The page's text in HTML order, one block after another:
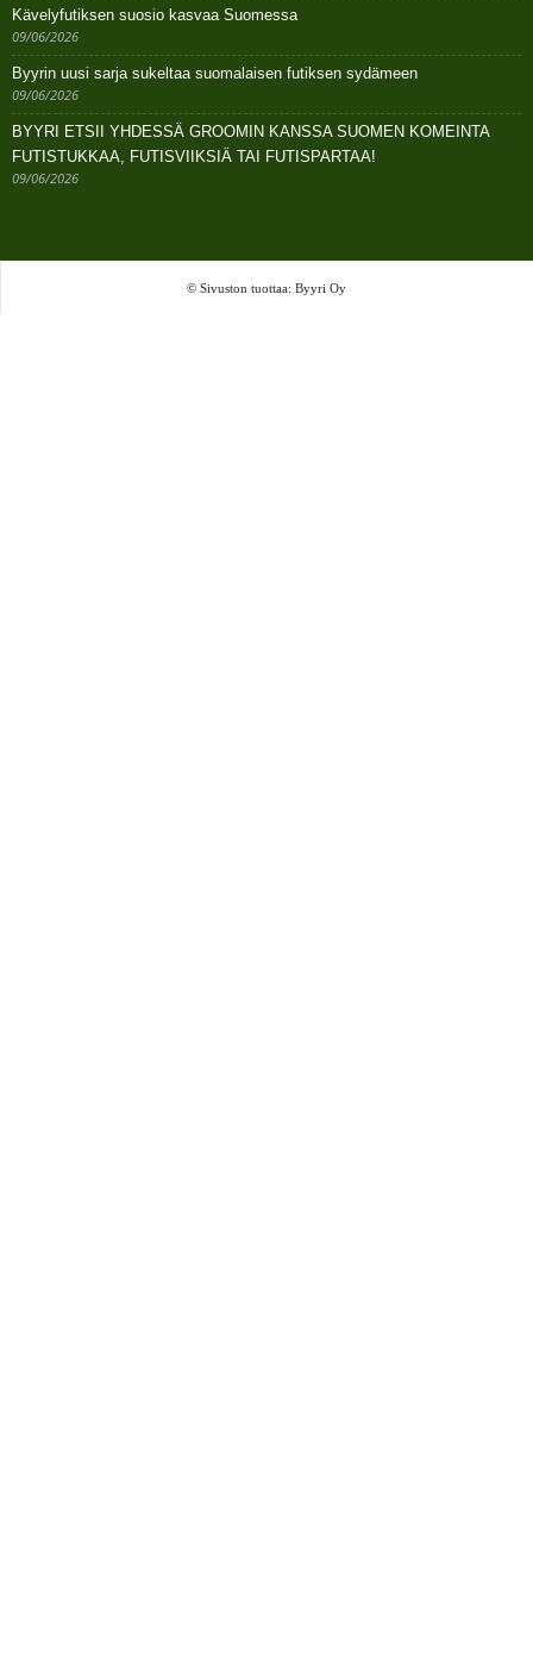
Kävelyfutiksen suosio kasvaa Suomessa
09/06/2026
Byyrin uusi sarja sukeltaa suomalaisen futiksen sydämeen
09/06/2026
BYYRI ETSII YHDESSÄ GROOMIN KANSSA SUOMEN KOMEINTA
FUTISTUKKAA, FUTISVIIKSIÄ TAI FUTISPARTAA!
09/06/2026
© Sivuston tuottaa: Byyri Oy